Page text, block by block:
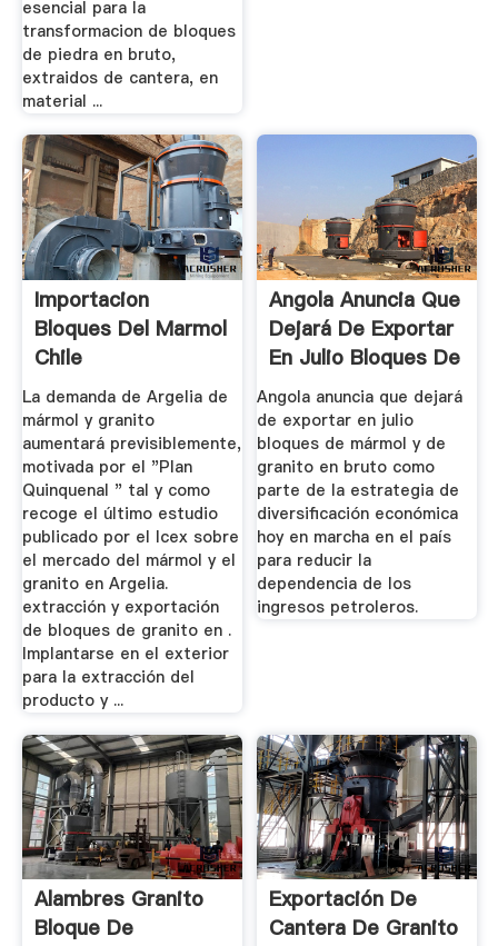
esencial para la
transformacion de bloques
de piedra en bruto,
extraidos de cantera, en
material ...
Importacion
Bloques Del Marmol
Chile
La demanda de Argelia de
mármol y granito
aumentará previsiblemente,
motivada por el "Plan
Quinquenal " tal y como
recoge el último estudio
publicado por el Icex sobre
el mercado del mármol y el
granito en Argelia.
extracción y exportación
de bloques de granito en .
Implantarse en el exterior
para la extracción del
producto y ...
Angola Anuncia Que
Dejará De Exportar
En Julio Bloques De
...
Angola anuncia que dejará
de exportar en julio
bloques de mármol y de
granito en bruto como
parte de la estrategia de
diversificación económica
hoy en marcha en el país
para reducir la
dependencia de los
ingresos petroleros.
Alambres Granito
Bloque De
Exportación De
Cantera De Granito